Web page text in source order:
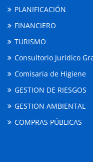
PLANIFICACIÓN
FINANCIERO
TURISMO
Consultorio Jurídico
Comisaria de Higiene
GESTION DE RIESGOS
GESTION AMBIENTAL
COMPRAS PÚBLICAS